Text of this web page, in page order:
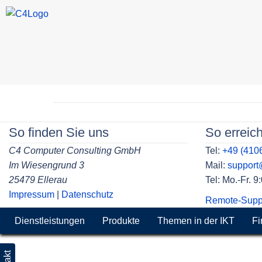
So finden Sie uns
C4 Computer Consulting GmbH
Im Wiesengrund 3
25479 Ellerau
Impressum
Datenschutz
So
Tel: +49
Mail:
Tel: Mo.-Fr.
Remote-
Dienstleistungen Produkte Themen in der IKT